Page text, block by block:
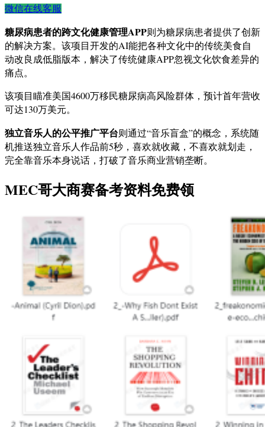
微信在线客服
糖尿病患者的跨文化健康管理APP则为糖尿病患者提供了创新
的解决方案。该项目开发的AI能把各种文化中的传统美食自
动改良成低脂版本，解决了传统健康APP忽视文化饮食差异的
痛点。
该项目瞄准美国4600万移民糖尿病高风险群体，预计首年营收
可达130万美元。
独立音乐人的公平推广平台则通过“音乐盲盒”的概念，系统随
机推送独立音乐人作品前5秒，喜欢就收藏，不喜欢就划走，
完全靠音乐本身说话，打破了音乐商业营销垄断。
MEC哥大商赛备考资料免费领